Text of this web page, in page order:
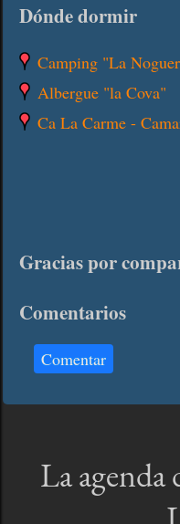
Dónde dormir
Camping "La
Albergue "la Cova"
Ca La Carme -
Gracias por
Comentarios
Comentar
La agenda